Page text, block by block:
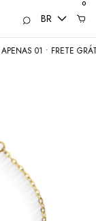
BR
0
01 • FRETE